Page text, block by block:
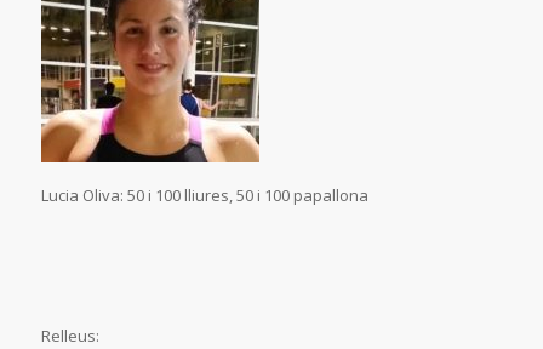
Lucia Oliva: 50 i 100 lliures, 50 i 100 papallona
Relleus: